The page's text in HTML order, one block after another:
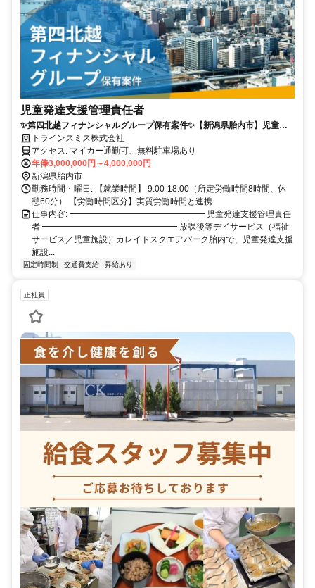
児童発達支援管理責任者
✨️第四北越フィナンシャルグループ保有案件✨️【新潟県胎内市】児童発
達支援管理責任者／カレイドスクエアパーク胎内
トラインスミス株式会社
アクセス: マイカー通勤可、無料駐車場あり
年俸3,000,000円～4,000,000円
新潟県胎内市
勤務時間・曜日: 【就業時間】 9:00-18:00（所定労働時間8時間、休
憩60分） 【労働時間区分】実質労働時間と連携
仕事内容: ━━━━━━━━━━━━━━━━ 児童発達支援管理責任
者 ━━━━━━━━━━━━━━━━ 放課後等デイサービス（福祉
サービス／児童施設）カレイドスクエアパーク胎内で、児童発達支援
施設...
固定時間制 交通費支給 昇給あり
正社員